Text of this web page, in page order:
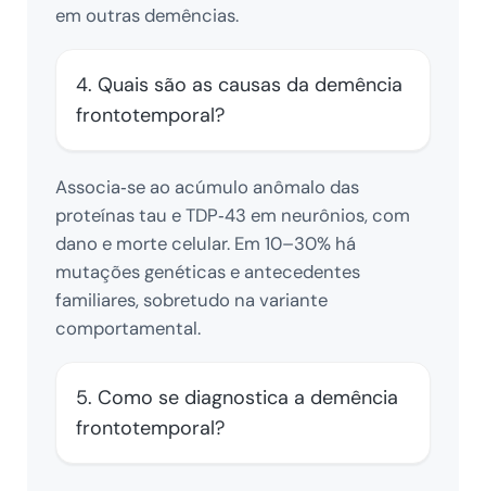
em outras demências.
4. Quais são as causas da demência
frontotemporal?
Associa‑se ao acúmulo anômalo das
proteínas tau e TDP‑43 em neurônios, com
dano e morte celular. Em 10–30% há
mutações genéticas e antecedentes
familiares, sobretudo na variante
comportamental.
5. Como se diagnostica a demência
frontotemporal?